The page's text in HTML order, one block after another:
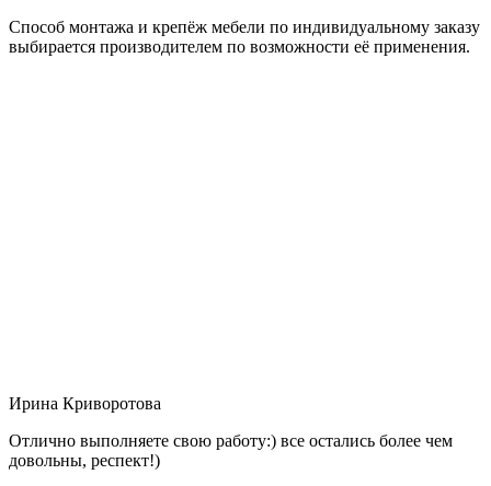
Способ монтажа и крепёж мебели по индивидуальному заказу
выбирается производителем по возможности её применения.
Ирина Криворотова
Отлично выполняете свою работу:) все остались более чем
довольны, респект!)